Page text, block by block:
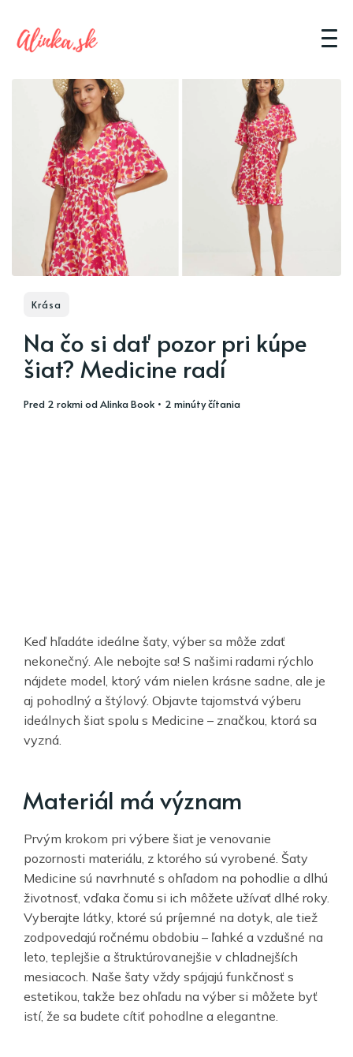
Krása
Na čo si dať pozor pri kúpe
šiat? Medicine radí
pred 2 rokmiodAlinka Book • 2 minúty čítania
Keď hľadáte ideálne šaty, výber sa môže zdať
nekonečný. Ale nebojte sa! S našimi radami rýchlo
nájdete model, ktorý vám nielen krásne sadne, ale je
aj pohodlný a štýlový. Objavte tajomstvá výberu
ideálnych šiat spolu s Medicine – značkou, ktorá sa
vyzná.
Materiál má význam
Prvým krokom pri výbere šiat je venovanie
pozornosti materiálu, z ktorého sú vyrobené. Šaty
Medicine sú navrhnuté s ohľadom na pohodlie a dlhú
životnosť, vďaka čomu si ich môžete užívať dlhé roky.
Vyberajte látky, ktoré sú príjemné na dotyk, ale tiež
zodpovedajú ročnému obdobiu – ľahké a vzdušné na
leto, teplejšie a štruktúrovanejšie v chladnejších
mesiacoch. Naše šaty vždy spájajú funkčnosť s
estetikou, takže bez ohľadu na výber si môžete byť
istí, že sa budete cítiť pohodlne a elegantne.